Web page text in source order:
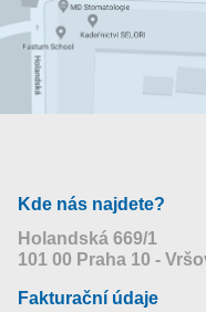
Kde nás najdete?
Holandská 669/1
101 00 Praha 10 -
Fakturační údaje